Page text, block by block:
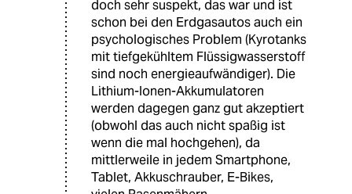
doch sehr suspekt, das war und ist
schon bei den Erdgasautos auch ein
psychologisches Problem (Kyrotanks
mit tiefgekühltem Flüssigwasserstoff
sind noch energieaufwändiger). Die
Lithium-Ionen-Akkumulatoren
werden dagegen ganz gut akzeptiert
(obwohl das auch nicht spaßig ist
wenn die mal hochgehen), da
mittlerweile in jedem Smartphone,
Tablet, Akkuschrauber, E-Bikes,